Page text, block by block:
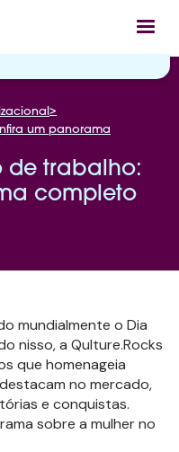
semelhantes de acordo
>
um panorama
de trabalho:
completo
mundialmente o Dia
nisso, a Qulture.Rocks
que homenageia
no mercado,
e conquistas.
sobre a mulher no